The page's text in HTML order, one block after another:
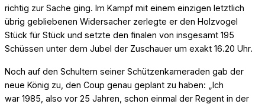
richtig zur Sache ging. Im Kampf mit einem einzigen letztlich
übrig gebliebenen Widersacher zerlegte er den Holzvogel
Stück für Stück und setzte den finalen von insgesamt 195
Schüssen unter dem Jubel der Zuschauer um exakt 16.20 Uhr.
Noch auf den Schultern seiner Schützenkameraden gab der
neue König zu, den Coup genau geplant zu haben: „Ich
war 1985, also vor 25 Jahren, schon einmal der Regent in der